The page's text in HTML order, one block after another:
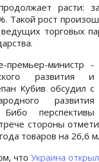
расти:
Такой рост
торговых
министр -
развития и
Кубив обсудил с
развития
перспективы
стороны
товаров на 26,6
что Украина